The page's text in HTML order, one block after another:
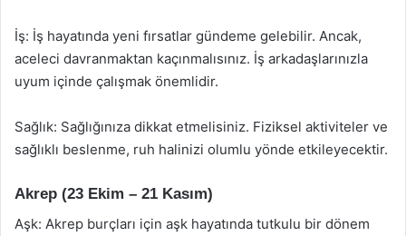
İş: İş hayatında yeni fırsatlar gündeme gelebilir. Ancak,
aceleci davranmaktan kaçınmalısınız. İş arkadaşlarınızla
uyum içinde çalışmak önemlidir.
Sağlık: Sağlığınıza dikkat etmelisiniz. Fiziksel aktiviteler ve
sağlıklı beslenme, ruh halinizi olumlu yönde etkileyecektir.
Akrep (23 Ekim – 21 Kasım)
Aşk: Akrep burçları için aşk hayatında tutkulu bir dönem